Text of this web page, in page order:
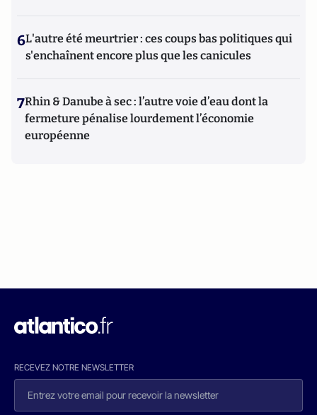
6L'autre été meurtrier : ces coups bas politiques qui
s'enchaînent encore plus que les canicules
7Rhin & Danube à sec : l’autre voie d’eau dont la
fermeture pénalise lourdement l’économie
européenne
RECEVEZ NOTRE NEWSLETTER